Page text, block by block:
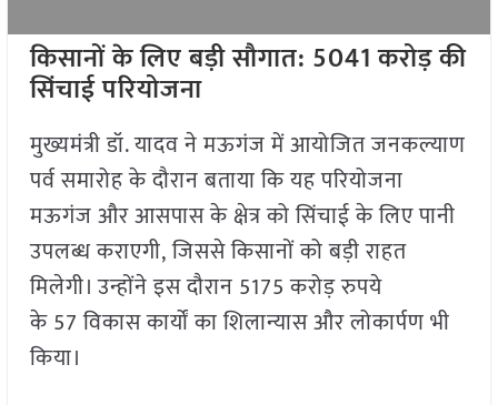
किसानों के लिए बड़ी सौगात: 5041करोड़ की
सिंचाई परियोजना
मुख्यमंत्री डॉ. यादव ने मऊगंज में आयोजित जनकल्याण
पर्व समारोह के दौरान बताया कि यह परियोजना
मऊगंज और आसपास के क्षेत्र को सिंचाई के लिए पानी
उपलब्ध कराएगी, जिससे किसानों को बड़ी राहत
मिलेगी। उन्होंने इस दौरान 5175 करोड़ रुपये
के 57 विकास कार्यों का शिलान्यास और लोकार्पण भी
किया।